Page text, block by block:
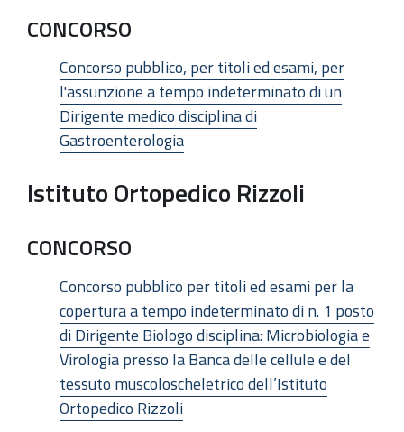
CONCORSO
Concorso pubblico, per titoli ed esami, per
l'assunzione a tempo indeterminato di un
Dirigente medico disciplina di
Gastroenterologia
Istituto Ortopedico Rizzoli
CONCORSO
Concorso pubblico per titoli ed esami per la
copertura a tempo indeterminato di n. 1 posto
di Dirigente Biologo disciplina: Microbiologia e
Virologia presso la Banca delle cellule e del
tessuto muscoloscheletrico dell’Istituto
Ortopedico Rizzoli